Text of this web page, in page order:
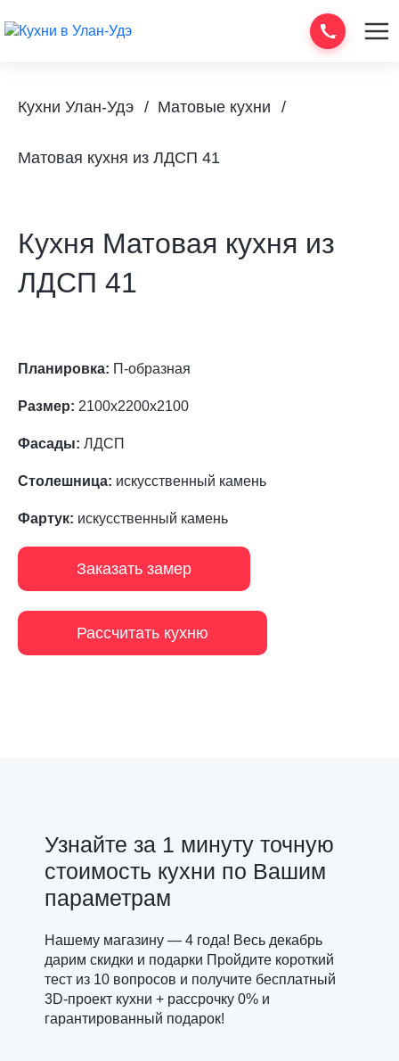
Кухни Улан-Удэ Матовые кухни
Матовая кухня из ЛДСП 41
Кухня Матовая кухня из
ЛДСП 41
Планировка: П-образная
Размер: 2100х2200х2100
Фасады: ЛДСП
Столешница: искусственный камень
Фартук: искусственный камень
Заказать замер
Рассчитать кухню
Узнайте за 1 минуту точную
стоимость кухни по Вашим
параметрам
Нашему магазину — 4 года! Весь декабрь
дарим скидки и подарки Пройдите короткий
тест из 10 вопросов и получите бесплатный
3D-проект кухни + рассрочку 0% и
гарантированный подарок!